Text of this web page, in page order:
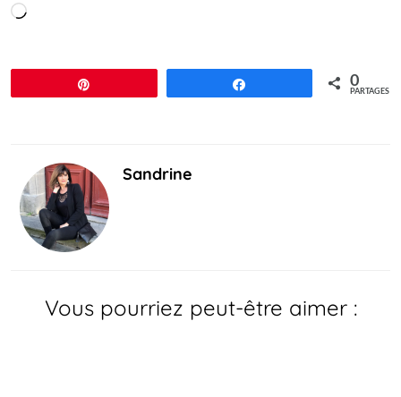
Chargement…
0
PARTAGES
Sandrine
Vous pourriez peut-être aimer :